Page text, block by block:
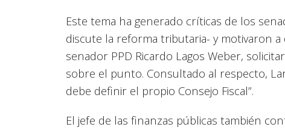
Este tema ha generado críticas de los
discute la reforma tributaria- y motivaron
senador PPD Ricardo Lagos Weber,
sobre el punto. Consultado al respecto,
debe definir el propio Consejo Fiscal”.
El jefe de las finanzas públicas también